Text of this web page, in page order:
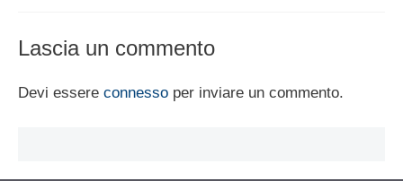
Lascia un commento
Devi essere connesso per inviare un commento.